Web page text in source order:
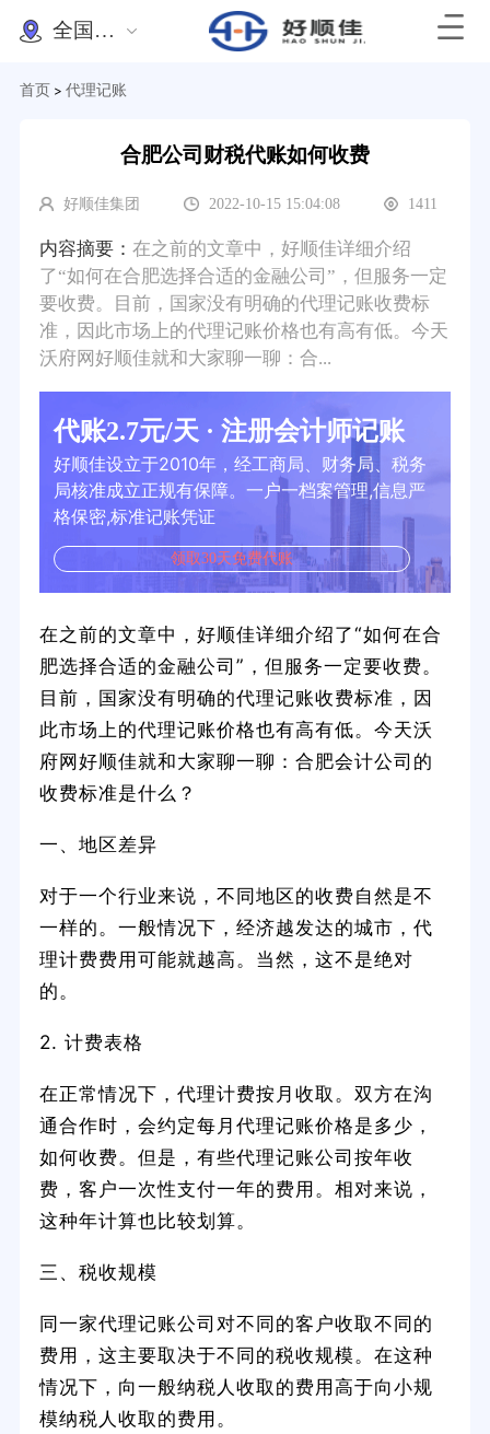
全国办理
首页 > 代理记账
合肥公司财税代账如何收费
好顺佳集团 2022-10-15 15:04:08 1411
内容摘要： 在之前的文章中，好顺佳详细介绍
了“如何在合肥选择合适的金融公司”，但服务一定
要收费。目前，国家没有明确的代理记账收费标
准，因此市场上的代理记账价格也有高有低。今天
沃府网好顺佳就和大家聊一聊：合...
代账2.7元/天 · 注册会计师记账
好顺佳设立于2010年，经工商局、财务局、税务
局核准成立正规有保障。一户一档案管理,信息严
格保密,标准记账凭证
领取30天免费代账
在之前的文章中，好顺佳详细介绍了“如何在合
肥选择合适的金融公司”，但服务一定要收费。
目前，国家没有明确的代理记账收费标准，因
此市场上的代理记账价格也有高有低。今天沃
府网好顺佳就和大家聊一聊：合肥会计公司的
收费标准是什么？
一、地区差异
对于一个行业来说，不同地区的收费自然是不
一样的。一般情况下，经济越发达的城市，代
理计费费用可能就越高。当然，这不是绝对
的。
2. 计费表格
在正常情况下，代理计费按月收取。双方在沟
通合作时，会约定每月代理记账价格是多少，
如何收费。但是，有些代理记账公司按年收
费，客户一次性支付一年的费用。相对来说，
这种年计算也比较划算。
三、税收规模
同一家代理记账公司对不同的客户收取不同的
费用，这主要取决于不同的税收规模。在这种
情况下，向一般纳税人收取的费用高于向小规
模纳税人收取的费用。